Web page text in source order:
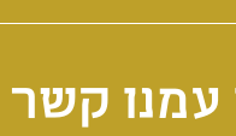
עמנו קשר |